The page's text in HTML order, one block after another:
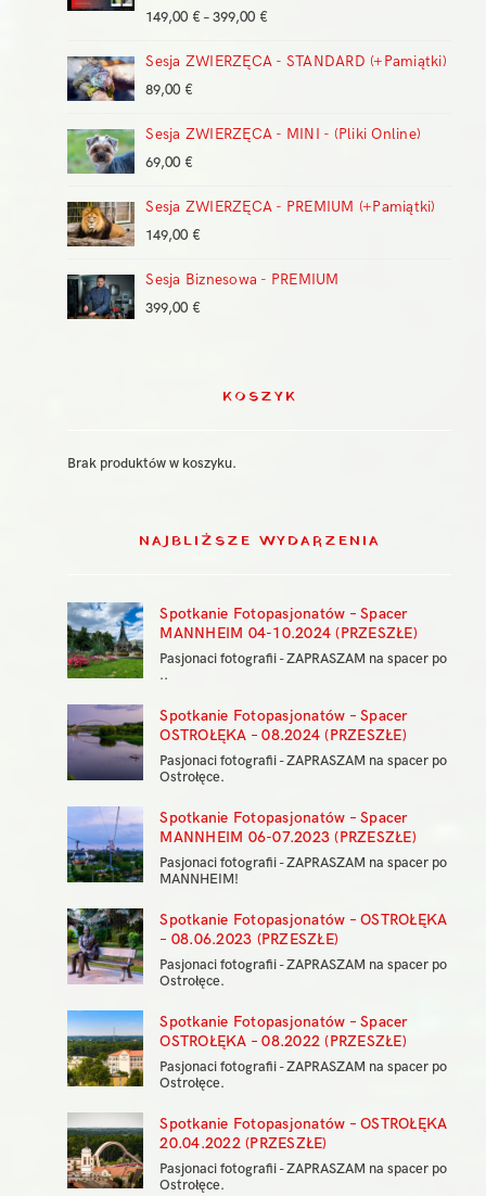
149,00 € – 399,00 €
od
399,00 €
Sesja ZWIERZĘCA - STANDARD (+Pamiątki)
89,00 €
Sesja ZWIERZĘCA - MINI - (Pliki Online)
69,00 €
Sesja ZWIERZĘCA - PREMIUM (+Pamiątki)
149,00 €
Sesja Biznesowa - PREMIUM
399,00 €
KOSZYK
Brak produktów w koszyku.
NAJBLIŻSZE WYDARZENIA
Spotkanie Fotopasjonatów – Spacer
MANNHEIM 04-10.2024 (PRZESZŁE)
Pasjonaci fotografii - ZAPRASZAM na spacer po
..
Spotkanie Fotopasjonatów – Spacer
OSTROŁĘKA – 08.2024 (PRZESZŁE)
Pasjonaci fotografii - ZAPRASZAM na spacer po
Ostrołęce.
Spotkanie Fotopasjonatów – Spacer
MANNHEIM 06-07.2023 (PRZESZŁE)
Pasjonaci fotografii - ZAPRASZAM na spacer po
MANNHEIM!
Spotkanie Fotopasjonatów – OSTROŁĘKA
– 08.06.2023 (PRZESZŁE)
Pasjonaci fotografii - ZAPRASZAM na spacer po
Ostrołęce.
Spotkanie Fotopasjonatów – Spacer
OSTROŁĘKA – 08.2022 (PRZESZŁE)
Pasjonaci fotografii - ZAPRASZAM na spacer po
Ostrołęce.
Spotkanie Fotopasjonatów – OSTROŁĘKA
20.04.2022 (PRZESZŁE)
Pasjonaci fotografii - ZAPRASZAM na spacer po
Ostrołęce.